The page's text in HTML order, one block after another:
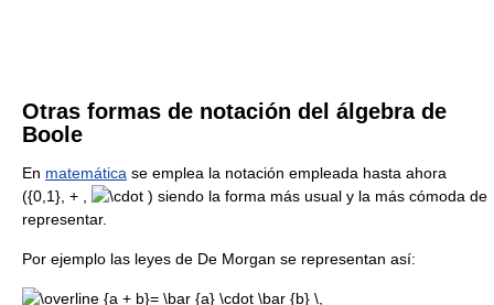
Otras formas de notación del álgebra de
Boole
En matemática se emplea la notación empleada hasta ahora
({0,1}, + ,
) siendo la forma más usual y la más cómoda de
representar.
Por ejemplo las leyes de De Morgan se representan así: